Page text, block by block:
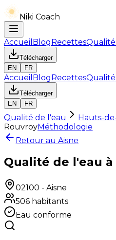
Niki Coach
Accueil BlogRecettes
Télécharger
EN
FR
Accueil BlogRecettes
Télécharger
EN
FR
Qualité de l'eau Hauts-
RouvroyMéthodologie
Retour au Aisne
Qualité de l'eau
02100 - Aisne
506 habitants
Eau conforme